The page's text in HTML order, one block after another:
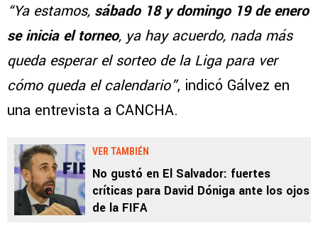
“Ya estamos, sábado 18 y domingo 19 de enero
se inicia el torneo, ya hay acuerdo, nada más
queda esperar el sorteo de la Liga para ver
cómo queda el calendario”, indicó Gálvez en
una entrevista a CANCHA.
VER TAMBIÉN
No gustó en El Salvador: fuertes
críticas para David Dóniga ante los ojos
de la FIFA